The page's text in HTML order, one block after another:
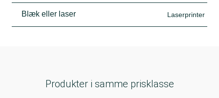
Blæk eller laser Laserprinter
Produkter i samme prisklasse